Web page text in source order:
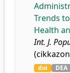
Trends
Health
Int. J.
doi DEA